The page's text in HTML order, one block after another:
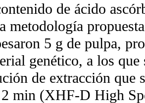
de ácido
metodología
5 g de pulpa,
genético, a los
de extracción que
min (XHF-D High